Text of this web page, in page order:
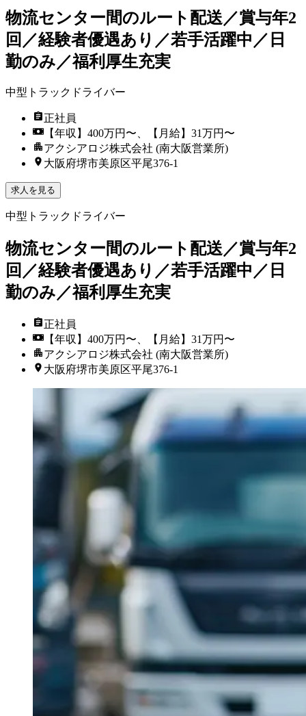
物流センター間のルート配送／賞与年2
回／経験者優遇あり／若手活躍中／日
勤のみ／福利厚生充実
中型トラックドライバー
正社員
【年収】400万円〜、【月給】31万円〜
アクシアロジ株式会社 (南大阪営業所)
大阪府堺市美原区平尾376-1
求人を見る
中型トラックドライバー
物流センター間のルート配送／賞与年2
回／経験者優遇あり／若手活躍中／日
勤のみ／福利厚生充実
正社員
【年収】400万円〜、【月給】31万円〜
アクシアロジ株式会社 (南大阪営業所)
大阪府堺市美原区平尾376-1